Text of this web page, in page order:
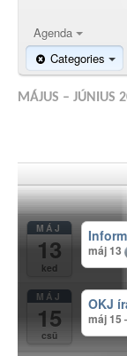
Agenda
Categories
MÁJUS – JÚNIUS
MÁJ
13
ked
máj 13
MÁJ
15
csü
OKJ
máj 15